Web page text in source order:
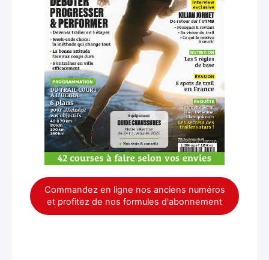
Commandez en ligne nos anciens numéros
et profitez de nos formules d'abonnement